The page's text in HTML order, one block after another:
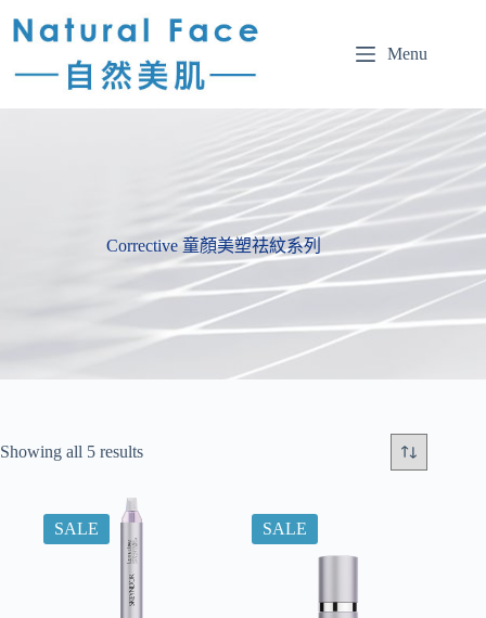
Menu
Corrective 童顏美塑祛紋系列
Showing all 5 results
SALE SALE